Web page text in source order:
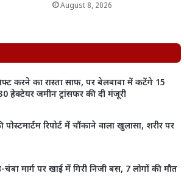
August 8, 2026
करने का रास्ता साफ, पर बेलबाबा में कटेंगे 15
हेक्टेयर जमीन ट्रांसफर की दी मंजूरी
रिपोर्ट में चौंकाने वाला खुलासा, शरीर पर
मार्ग पर खाई में गिरी निजी बस, 7 लोगों की मौत